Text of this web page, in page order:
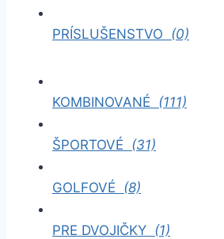
PRÍSLUŠENSTVO (0)
KOMBINOVANÉ (111)
ŠPORTOVÉ (31)
GOLFOVÉ (8)
PRE DVOJIČKY (1)